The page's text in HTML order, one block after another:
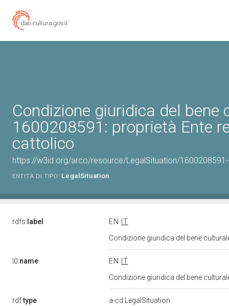
Condizione giuridica del bene
1600208591: proprietà Ente
cattolico
https://w3id.org/arco/resource/LegalSituation/
ENTITÀ DI TIPO: LegalSituation
rdfs: label EN
IT
Condizione giuridica del bene
l0:name EN
IT
Condizione giuridica del bene
rdf:type
a-cd:LegalSituation